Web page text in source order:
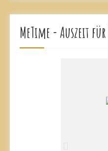
MeTime - Auszeit